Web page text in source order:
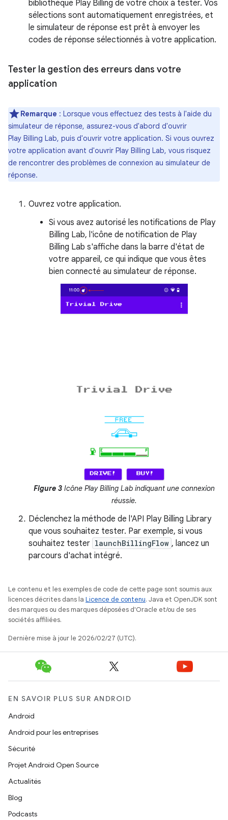
bibliothèque Play Billing de votre choix à tester. Vos
sélections sont automatiquement enregistrées, et
le simulateur de réponse est prêt à envoyer les
codes de réponse sélectionnés à votre application.
Tester la gestion des erreurs dans votre
application
Remarque : Lorsque vous effectuez des tests à l'aide du
simulateur de réponse, assurez-vous d'abord d'ouvrir
Play Billing Lab, puis d'ouvrir votre application. Si vous ouvrez
votre application avant d'ouvrir Play Billing Lab, vous risquez
de rencontrer des problèmes de connexion au simulateur de
réponse.
Ouvrez votre application.
Si vous avez autorisé les notifications de Play
Billing Lab, l'icône de notification de Play
Billing Lab s'affiche dans la barre d'état de
votre appareil, ce qui indique que vous êtes
bien connecté au simulateur de réponse.
Figure 3 Icône Play Billing Lab indiquant une connexion
réussie.
Déclenchez la méthode de l'API Play Billing Library
que vous souhaitez tester. Par exemple, si vous
souhaitez tester launchBillingFlow , lancez un
parcours d'achat intégré.
Le contenu et les exemples de code de cette page sont soumis aux
licences décrites dans la Licence de contenu. Java et OpenJDK sont
des marques ou des marques déposées d'Oracle et/ou de ses
sociétés affiliées.
Dernière mise à jour le 2026/02/27 (UTC).
EN SAVOIR PLUS SUR ANDROID
Android
Android pour les entreprises
Sécurité
Projet Android Open Source
Actualités
Blog
Podcasts